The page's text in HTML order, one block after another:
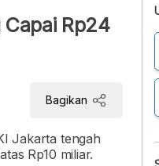
Rp24
Bagikan
Jakarta tengah
Rp10 miliar.